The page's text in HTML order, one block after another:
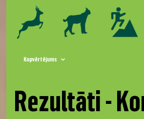
Kopvērtējums
Rezultāti -